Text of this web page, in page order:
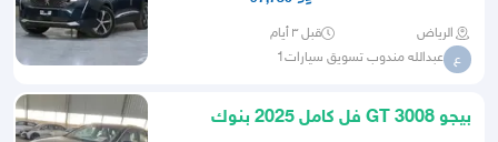
الرياض قبل ٣ أيام
ع عبدالله مندوب تسويق سيارات1
بيجو GT 3008 فل كامل 2025 بنوك